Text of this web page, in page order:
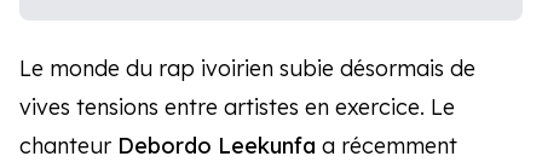
Le monde du rap ivoirien subie désormais de
vives tensions entre artistes en exercice. Le
chanteur Debordo Leekunfa a récemment